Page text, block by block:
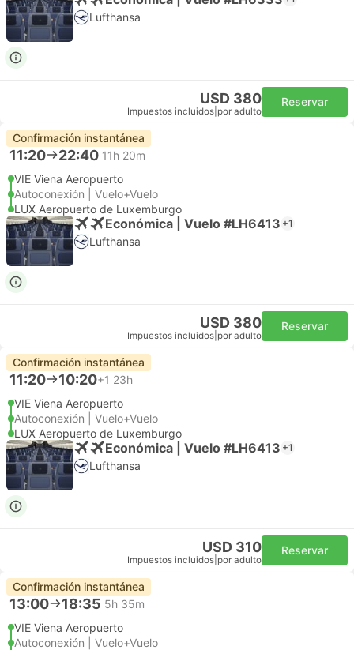
Lufthansa
USD 380
Impuestos incluidos por adulto
Reservar
Confirmación instantánea
11:20 22:40 11h 20m
VIE Viena Aeropuerto
Autoconexión | Vuelo+Vuelo
LUX Aeropuerto de Luxemburgo
Económica | Vuelo #LH6413 +1
Lufthansa
USD 380
Impuestos incluidos por adulto
Reservar
Confirmación instantánea
11:20 10:20+1 23h
VIE Viena Aeropuerto
Autoconexión | Vuelo+Vuelo
LUX Aeropuerto de Luxemburgo
Económica | Vuelo #LH6413 +1
Lufthansa
USD 310
Impuestos incluidos por adulto
Reservar
Confirmación instantánea
13:00 18:35 5h 35m
VIE Viena Aeropuerto
Autoconexión | Vuelo+Vuelo